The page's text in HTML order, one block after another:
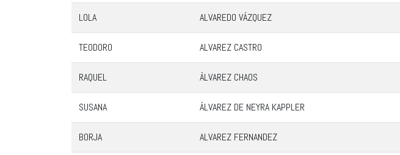
LOLA ALVAREDO VÁZQUEZ
TEODORO ALVAREZ CASTRO
RAQUEL ÁLVAREZ CHAOS
SUSANA ÁLVAREZ DE NEYRA KAPPLER
BORJA ALVAREZ FERNANDEZ